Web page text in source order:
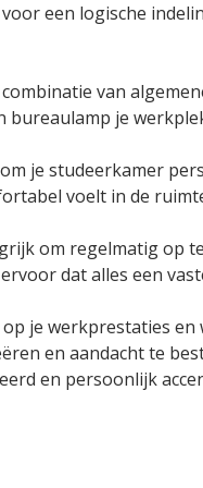
een logische
van
je
je studeerkamer
voelt in de
om regelmatig op
dat alles een
je werkprestaties en
en aandacht te
en persoonlijk